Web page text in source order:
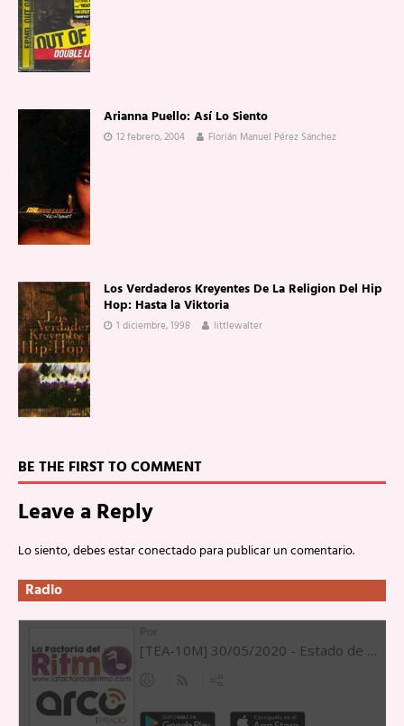
Arianna Puello: Así Lo Siento
12 febrero, 2004 Florián Manuel Pérez Sánchez
Los Verdaderos Kreyentes De La Religion Del Hip
Hop: Hasta la Viktoria
1 diciembre, 1998 littlewalter
BE THE FIRST TO COMMENT
Leave a Reply
Lo siento, debes estarconectadopara publicar un comentario.
Radio